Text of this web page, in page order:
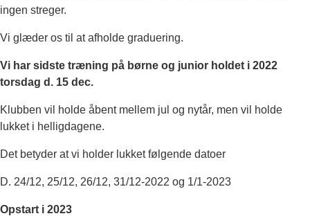
ingen streger.
Vi glæder os til at afholde graduering.
Vi har sidste træning på børne og junior holdet i 2022
torsdag d. 15 dec.
Klubben vil holde åbent mellem jul og nytår, men vil holde
lukket i helligdagene.
Det betyder at vi holder lukket følgende datoer
D. 24/12, 25/12, 26/12, 31/12-2022 og 1/1-2023
Opstart i 2023